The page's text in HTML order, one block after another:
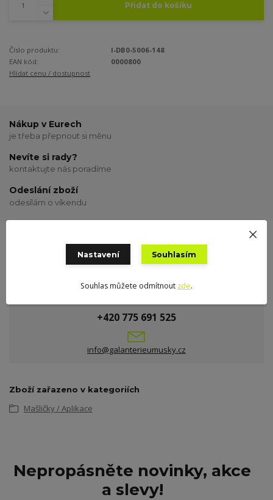
Přidat do košíku
Číslo produktu:
I-DB0-5006-148
EAN kód:
0000800
Hlídat cenu / dostupnost
Nákup v Eurech
je třeba přepnout si měnu
Nevíte si rady?
kontaktujte nás poradíme
Odeslání zboží
odesílám o víkendu
+420 775 691 525
info@galanterieumusky.cz
Zboží zařazeno v kategoriích
Mašličky / Aplikace
Nepropásněte novinky, akce
a slevy!
Nastavení Souhlasím
Souhlas můžete odmítnout zde.